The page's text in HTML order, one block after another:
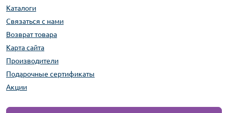
Каталоги
Связаться с нами
Возврат товара
Карта сайта
Производители
Подарочные сертификаты
Акции